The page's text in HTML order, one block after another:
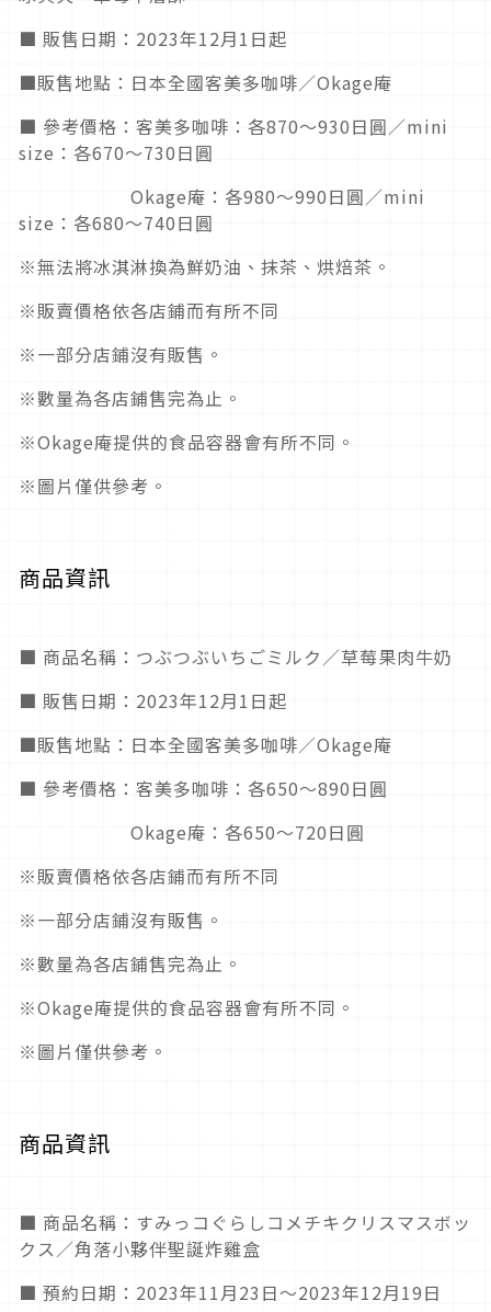
■ 販售日期：2023年12月1日起
■販售地點：日本全國客美多咖啡／Okage庵
■ 參考價格：客美多咖啡：各870～930日圓／mini
size：各670～730日圓
Okage庵：各980～990日圓／mini
size：各680～740日圓
※無法將冰淇淋換為鮮奶油、抹茶、烘焙茶。
※販賣價格依各店鋪而有所不同
※一部分店鋪沒有販售。
※數量為各店鋪售完為止。
※Okage庵提供的食品容器會有所不同。
※圖片僅供參考。
商品資訊
■ 商品名稱：つぶつぶいちごミルク／草莓果肉牛奶
■ 販售日期：2023年12月1日起
■販售地點：日本全國客美多咖啡／Okage庵
■ 參考價格：客美多咖啡：各650～890日圓
Okage庵：各650～720日圓
※販賣價格依各店鋪而有所不同
※一部分店鋪沒有販售。
※數量為各店鋪售完為止。
※Okage庵提供的食品容器會有所不同。
※圖片僅供參考。
商品資訊
■ 商品名稱：すみっコぐらしコメチキクリスマスボッ
クス／角落小夥伴聖誕炸雞盒
■ 預約日期：2023年11月23日～2023年12月19日